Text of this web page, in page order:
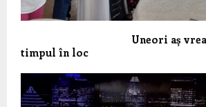
Uneori aș vrea doar
timpul în loc